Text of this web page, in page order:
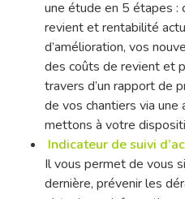
une étude en 5 étapes :
revient et rentabilité
d’amélioration, vos
des coûts de revient et
travers d’un rapport de
de vos chantiers via
mettons à votre
Indicateur de suivi
Il vous permet de vous
dernière, prévenir les